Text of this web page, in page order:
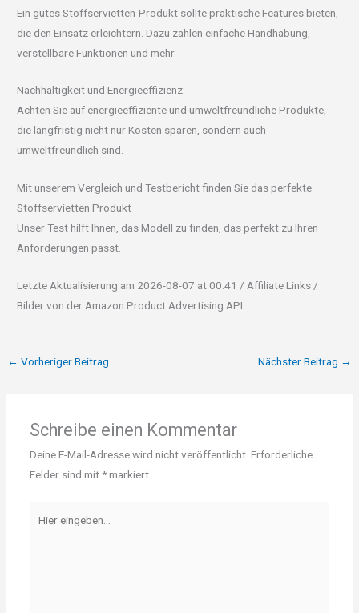
Ein gutes Stoffservietten-Produkt sollte praktische Features bieten,
die den Einsatz erleichtern. Dazu zählen einfache Handhabung,
verstellbare Funktionen und mehr.
Nachhaltigkeit und Energieeffizienz
Achten Sie auf energieeffiziente und umweltfreundliche Produkte,
die langfristig nicht nur Kosten sparen, sondern auch
umweltfreundlich sind.
Mit unserem Vergleich und Testbericht finden Sie das perfekte
Stoffservietten Produkt
Unser Test hilft Ihnen, das Modell zu finden, das perfekt zu Ihren
Anforderungen passt.
Letzte Aktualisierung am 2026-08-07 at 00:41 / Affiliate Links /
Bilder von der Amazon Product Advertising API
← Vorheriger Beitrag Nächster Beitrag →
Schreibe einen Kommentar
Deine E-Mail-Adresse wird nicht veröffentlicht. Erforderliche
Felder sind mit*markiert
eingeben…